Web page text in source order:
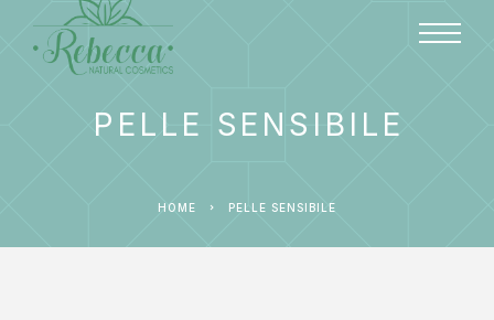
PELLE SENSIBILE
HOME PELLE SENSIBILE